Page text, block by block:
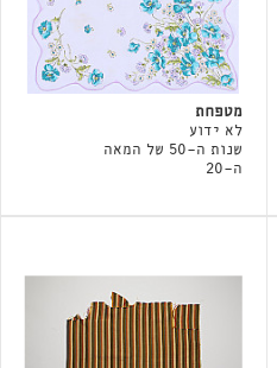
מטפחת
לא ידוע
שנות ה-50 של המאה
ה-20